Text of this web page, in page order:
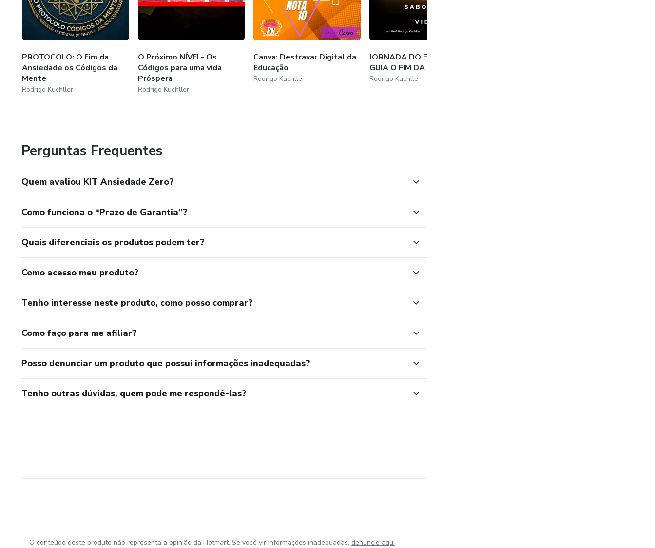
Você aplica no seu ritmo, de onde estiver, com acesso imediato.
O que muda na prática:
✅ Menos ansiedade no dia a dia
✅ Mais clareza mental
📦 PROTOCOLO ANSIEDADE ZERO
📥 Acesso imediato aos eBooks + Workshop
👉 Comece hoje a retomar o controle da sua mente e da sua vida.
🔥 💰 De R$ 197,00 por apenas R$ 27,90!
📥 Acesso imediato após a compra
PROTOCOLO: O Fim da
Ansiedade os Códigos da
Mente
Rodrigo Kuchller
O Próximo NÍVEL- Os
Códigos para uma vida
Próspera
Rodrigo Kuchller
Canva: Destravar Digital da
Educação
Rodrigo Kuchller
JORNADA DO EQUILIBRIO:
GUIA O FIM DA ANSIEDADE
Rodrigo Kuchller
Perguntas Frequentes
Quem avaliou KIT Ansiedade Zero?
Como funciona o “Prazo de Garantia”?
Quais diferenciais os produtos podem ter?
Como acesso meu produto?
Tenho interesse neste produto, como posso comprar?
Como faço para me afiliar?
Posso denunciar um produto que possui informações inadequadas?
Tenho outras dúvidas, quem pode me respondê-las?
O conteúdo deste produto não representa a opinião da Hotmart. Se você vir informações inadequadas, denuncie aqui